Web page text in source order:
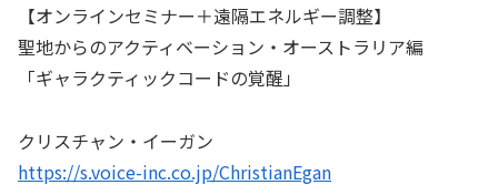
【オンラインセミナー＋遠隔エネルギー調整】
聖地からのアクティベーション・オーストラリア編
「ギャラクティックコードの覚醒」
クリスチャン・イーガン
https://s.voice-inc.co.jp/ChristianEgan